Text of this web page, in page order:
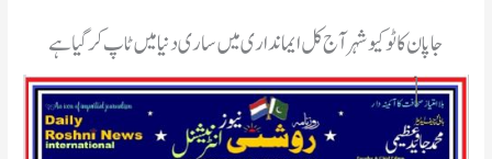
جاپان کا ٹوکیو شہر آج کل ایمانداری میں ساری دنیا میں ٹاپ کر گیا ہے